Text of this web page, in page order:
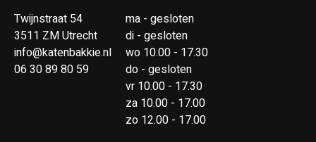
Twijnstraat 54
3511 ZM Utrecht
info@katenbakkie.nl
06 30 89 80 59
ma - gesloten
di - gesloten
wo 10.00 - 17.30
do - gesloten
vr 10.00 - 17.30
za 10.00 - 17.00
zo 12.00 - 17.00